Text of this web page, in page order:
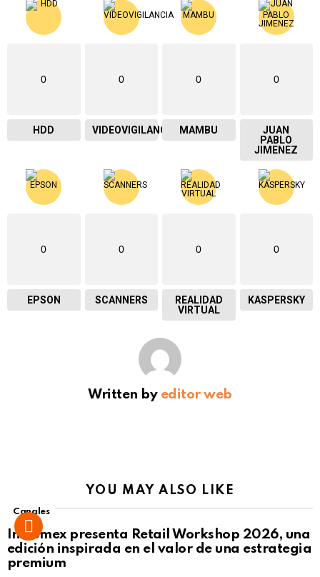
0
HDD
0
VIDEOVIGILANCIA
0
MAMBU
0
JUAN
PABLO
JIMENEZ
0
EPSON
0
SCANNERS
0
REALIDAD
VIRTUAL
0
KASPERSKY
Written by editor web
YOU MAY ALSO LIKE
Canales
Intcomex presenta Retail Workshop 2026, una
edición inspirada en el valor de una estrategia
premium